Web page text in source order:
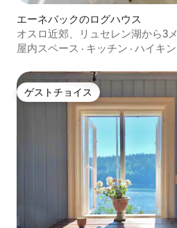
エーネバックのログハウス
オスロ近郊、リュセレン湖から3
ス
屋内スペース · キッチン · ハイキ
ゲストチョイス
ゲストチョイス